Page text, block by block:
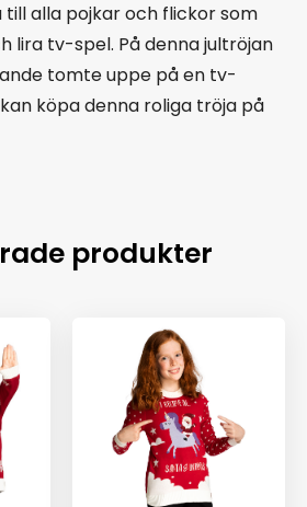
till alla pojkar och flickor som
lira tv-spel. På denna jultröjan
tomte uppe på en tv-
köpa denna roliga tröja på
produkter